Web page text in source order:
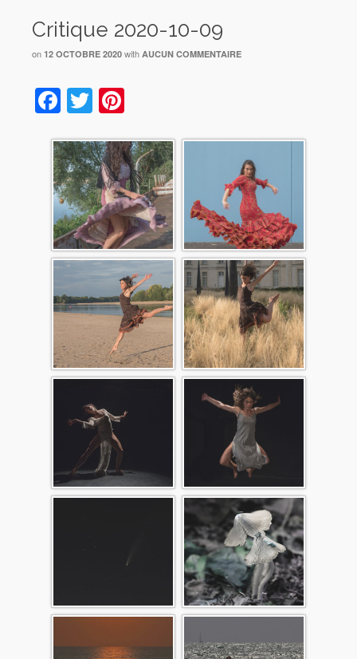
Critique 2020-10-09
on 12 OCTOBRE 2020 with AUCUN COMMENTAIRE
Facebook
Twitter